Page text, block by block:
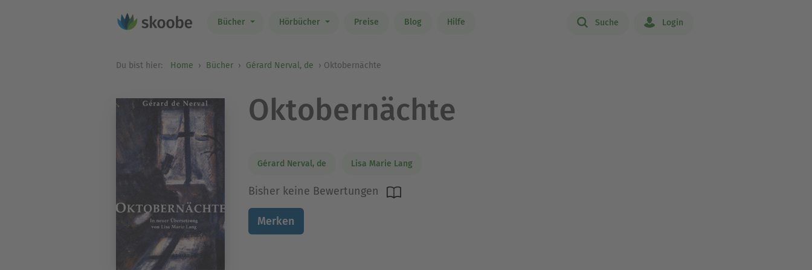
Bücher Hörbücher Preise Blog Hilfe Suche Login
Du bist hier: Home Bücher Gérard Nerval, de Oktobernächte
Oktobernächte
Gérard Nerval, de Lisa Marie Lang
Bisher keine Bewertungen
Merken